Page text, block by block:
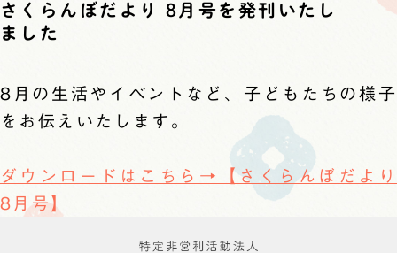
さくらんぼだより 8月号を発刊いたし
ました
8月の生活やイベントなど、子どもたちの様子
をお伝えいたします。
ダウンロードはこちら→【さくらんぼだより
8月号】